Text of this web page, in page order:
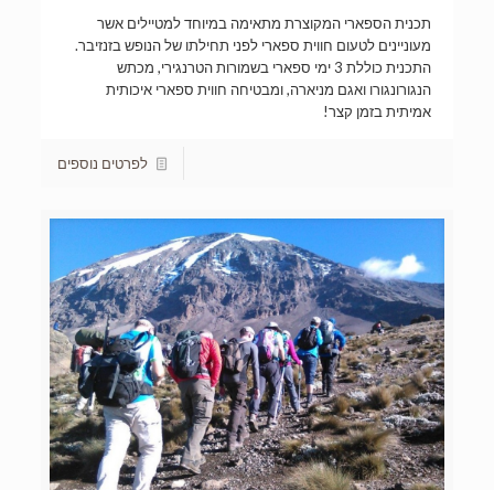
תכנית הספארי המקוצרת מתאימה במיוחד למטיילים אשר
מעוניינים לטעום חווית ספארי לפני תחילתו של הנופש בזנזיבר.
התכנית כוללת 3 ימי ספארי בשמורות הטרנגירי, מכתש
הנגורונגורו ואגם מניארה, ומבטיחה חווית ספארי איכותית
אמיתית בזמן קצר!
לפרטים נוספים